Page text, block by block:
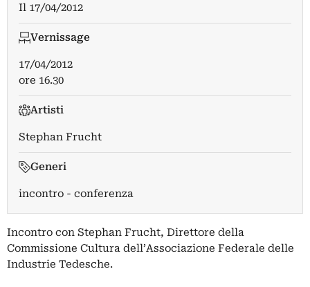
Il 17/04/2012
Vernissage
17/04/2012
ore 16.30
Artisti
Stephan Frucht
Generi
incontro - conferenza
Incontro con Stephan Frucht, Direttore della
Commissione Cultura dell’Associazione Federale delle
Industrie Tedesche.